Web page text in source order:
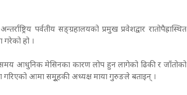
पर्वतीय सङ्ग्रहालयको प्रमुख प्रवेशद्वार रातोपैह्रास्थित
गरेको हो ।
समय आधुनिक मेसिनका कारण लोप हुन लागेको ढिकी र जाँतोको
गरिएको आमा समूुहकी अध्यक्ष माया गुरुङले बताइन् ।